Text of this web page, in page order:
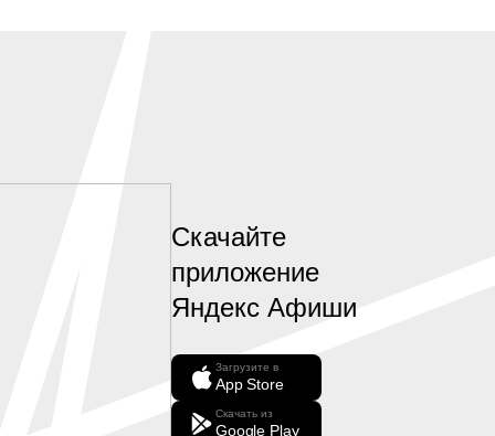
Скачайте
приложение
Яндекс Афиши
Загрузите в
App Store
Скачать из
Google Play